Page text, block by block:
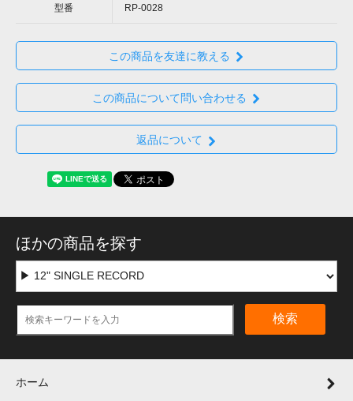
型番 RP-0028
この商品を友達に教える
この商品について問い合わせる
返品について
ほかの商品を探す
検索
ホーム